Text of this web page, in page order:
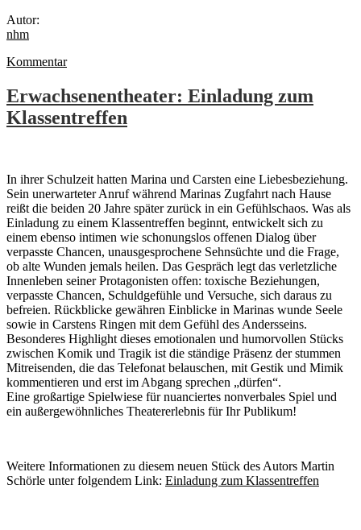
Autor:
nhm
Kommentar
Erwachsenentheater: Einladung zum
Klassentreffen
In ihrer Schulzeit hatten Marina und Carsten eine Liebesbeziehung.
Sein unerwarteter Anruf während Marinas Zugfahrt nach Hause
reißt die beiden 20 Jahre später zurück in ein Gefühlschaos. Was als
Einladung zu einem Klassentreffen beginnt, entwickelt sich zu
einem ebenso intimen wie schonungslos offenen Dialog über
verpasste Chancen, unausgesprochene Sehnsüchte und die Frage,
ob alte Wunden jemals heilen. Das Gespräch legt das verletzliche
Innenleben seiner Protagonisten offen: toxische Beziehungen,
verpasste Chancen, Schuldgefühle und Versuche, sich daraus zu
befreien. Rückblicke gewähren Einblicke in Marinas wunde Seele
sowie in Carstens Ringen mit dem Gefühl des Andersseins.
Besonderes Highlight dieses emotionalen und humorvollen Stücks
zwischen Komik und Tragik ist die ständige Präsenz der stummen
Mitreisenden, die das Telefonat belauschen, mit Gestik und Mimik
kommentieren und erst im Abgang sprechen „dürfen“.
Eine großartige Spielwiese für nuanciertes nonverbales Spiel und
ein außergewöhnliches Theatererlebnis für Ihr Publikum!
Weitere Informationen zu diesem neuen Stück des Autors Martin
Schörle unter folgendem Link: Einladung zum Klassentreffen